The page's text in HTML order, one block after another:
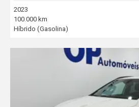
2023
100.000 km
Híbrido (Gasolina)